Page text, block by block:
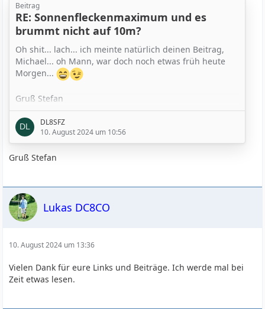
Beitrag
RE: Sonnenfleckenmaximum und es
brummt nicht auf 10m?
Oh shit... lach... ich meinte natürlich deinen Beitrag,
Michael... oh Mann, war doch noch etwas früh heute
Morgen...
Gruß Stefan
DL8SFZ
10. August 2024 um 10:56
Gruß Stefan
Lukas DC8CO
10. August 2024 um 13:36
Vielen Dank für eure Links und Beiträge. Ich werde mal bei
Zeit etwas lesen.